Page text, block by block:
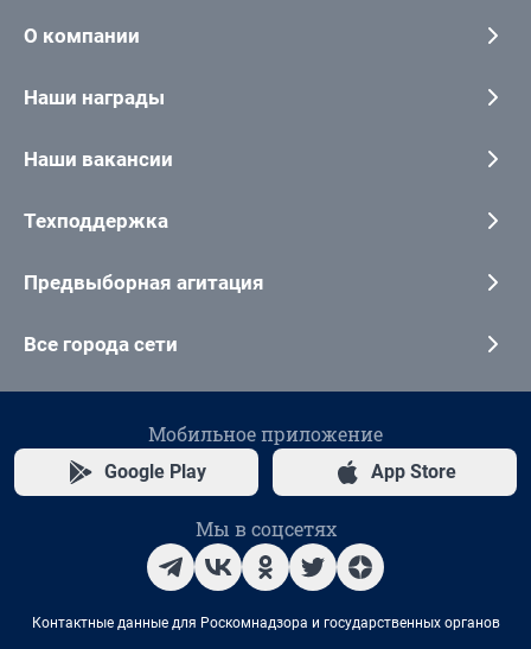
О компании
Наши награды
Наши вакансии
Техподдержка
Предвыборная агитация
Все города сети
Мобильное приложение
Google Play App Store
Мы в соцсетях
Контактные данные для Роскомнадзора и государственных органов